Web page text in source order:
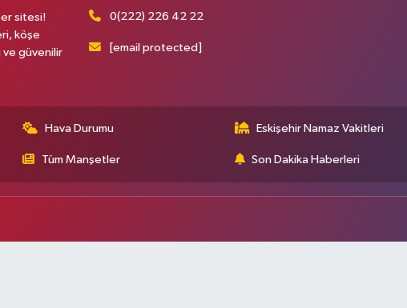
sitesi!
köşe
ve güvenilir
0(222) 226 42 22
[email protected]
Hava Durumu Eskişehir Namaz Vakitleri
Tüm Manşetler Son Dakika Haberleri